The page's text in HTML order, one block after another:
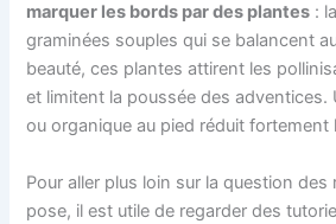
marquer les bords par des plantes :
graminées souples qui se balancent
beauté, ces plantes attirent les
et limitent la poussée des adventices.
ou organique au pied réduit fortement
Pour aller plus loin sur la question des
pose, il est utile de regarder des